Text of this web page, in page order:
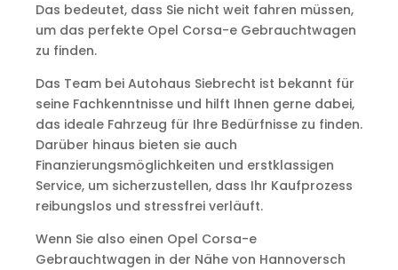
Das bedeutet, dass Sie nicht weit fahren müssen,
um das perfekte Opel Corsa-e Gebrauchtwagen
zu finden.
Das Team bei Autohaus Siebrecht ist bekannt für
seine Fachkenntnisse und hilft Ihnen gerne dabei,
das ideale Fahrzeug für Ihre Bedürfnisse zu finden.
Darüber hinaus bieten sie auch
Finanzierungsmöglichkeiten und erstklassigen
Service, um sicherzustellen, dass Ihr Kaufprozess
reibungslos und stressfrei verläuft.
Wenn Sie also einen Opel Corsa-e
Gebrauchtwagen in der Nähe von Hannoversch